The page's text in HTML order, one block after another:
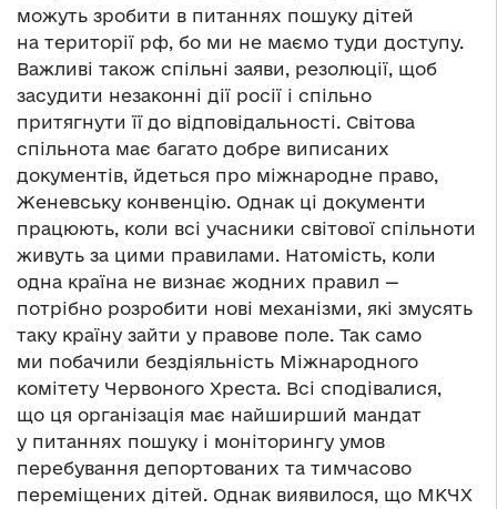
можуть зробити в питаннях пошуку дітей
на території рф, бо ми не маємо туди доступу.
Важливі також спільні заяви, резолюції, щоб
засудити незаконні дії росії і спільно
притягнути її до відповідальності. Світова
спільнота має багато добре виписаних
документів, йдеться про міжнародне право,
Женевську конвенцію. Однак ці документи
працюють, коли всі учасники світової спільноти
живуть за цими правилами. Натомість, коли
одна країна не визнає жодних правил —
потрібно розробити нові механізми, які змусять
таку країну зайти у правове поле. Так само
ми побачили бездіяльність Міжнародного
комітету Червоного Хреста. Всі сподівалися,
що ця організація має найширший мандат
у питаннях пошуку і моніторингу умов
перебування депортованих та тимчасово
переміщених дітей. Однак виявилося, що МКЧХ